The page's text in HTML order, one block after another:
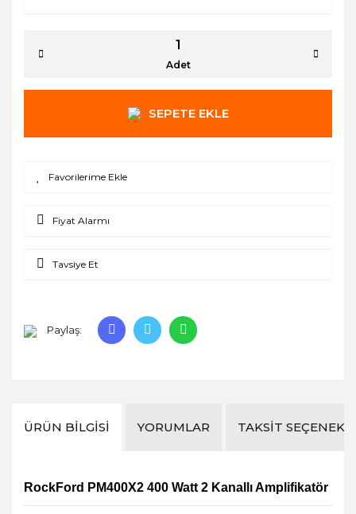
Adet
SEPETE EKLE
Fiyat Alarmı
Tavsiye Et
Paylaş:
ÜRÜN BILGISI YORUMLAR TAKSIT
RockFord PM400X2 400 Watt 2 Kanallı Amplifikatör